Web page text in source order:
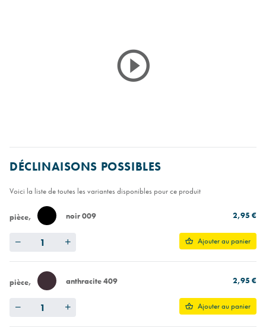
DÉCLINAISONS POSSIBLES
Voici la liste de toutes les variantes disponibles pour ce produit
pièce noir 009 2,95 €
Ajouter au panier
pièce anthracite 409 2,95 €
Ajouter au panier